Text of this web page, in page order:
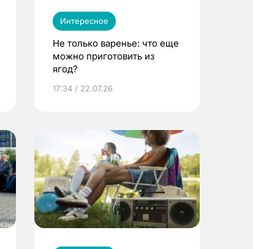
Интересное
Не только варенье: что еще
можно приготовить из
ягод?
17:34 / 22.07.26